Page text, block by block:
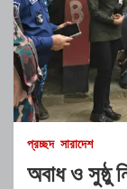
প্রচ্ছদ সারাদেশ
অবাধ ও সুষ্ঠু